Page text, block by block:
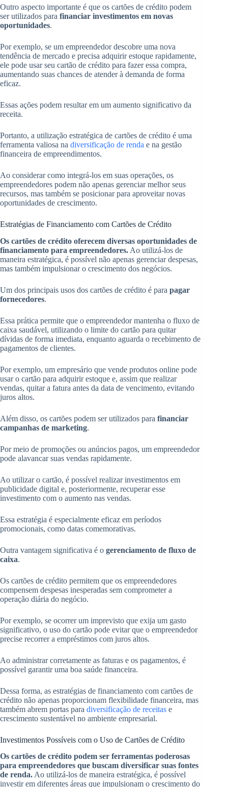
Outro aspecto importante é que os cartões de crédito podem
ser utilizados para financiar investimentos em novas
oportunidades.
Por exemplo, se um empreendedor descobre uma nova
tendência de mercado e precisa adquirir estoque rapidamente,
ele pode usar seu cartão de crédito para fazer essa compra,
aumentando suas chances de atender à demanda de forma
eficaz.
Essas ações podem resultar em um aumento significativo da
receita.
Portanto, a utilização estratégica de cartões de crédito é uma
ferramenta valiosa na diversificação de renda e na gestão
financeira de empreendimentos.
Ao considerar como integrá-los em suas operações, os
empreendedores podem não apenas gerenciar melhor seus
recursos, mas também se posicionar para aproveitar novas
oportunidades de crescimento.
Estratégias de Financiamento com Cartões de Crédito
Os cartões de crédito oferecem diversas oportunidades de
financiamento para empreendedores. Ao utilizá-los de
maneira estratégica, é possível não apenas gerenciar despesas,
mas também impulsionar o crescimento dos negócios.
Um dos principais usos dos cartões de crédito é para pagar
fornecedores.
Essa prática permite que o empreendedor mantenha o fluxo de
caixa saudável, utilizando o limite do cartão para quitar
dívidas de forma imediata, enquanto aguarda o recebimento de
pagamentos de clientes.
Por exemplo, um empresário que vende produtos online pode
usar o cartão para adquirir estoque e, assim que realizar
vendas, quitar a fatura antes da data de vencimento, evitando
juros altos.
Além disso, os cartões podem ser utilizados para financiar
campanhas de marketing.
Por meio de promoções ou anúncios pagos, um empreendedor
pode alavancar suas vendas rapidamente.
Ao utilizar o cartão, é possível realizar investimentos em
publicidade digital e, posteriormente, recuperar esse
investimento com o aumento nas vendas.
Essa estratégia é especialmente eficaz em períodos
promocionais, como datas comemorativas.
Outra vantagem significativa é o gerenciamento de fluxo de
caixa.
Os cartões de crédito permitem que os empreendedores
compensem despesas inesperadas sem comprometer a
operação diária do negócio.
Por exemplo, se ocorrer um imprevisto que exija um gasto
significativo, o uso do cartão pode evitar que o empreendedor
precise recorrer a empréstimos com juros altos.
Ao administrar corretamente as faturas e os pagamentos, é
possível garantir uma boa saúde financeira.
Dessa forma, as estratégias de financiamento com cartões de
crédito não apenas proporcionam flexibilidade financeira, mas
também abrem portas para diversificação de receitas e
crescimento sustentável no ambiente empresarial.
Investimentos Possíveis com o Uso de Cartões de Crédito
Os cartões de crédito podem ser ferramentas poderosas
para empreendedores que buscam diversificar suas fontes
de renda. Ao utilizá-los de maneira estratégica, é possível
investir em diferentes áreas que impulsionam o crescimento do